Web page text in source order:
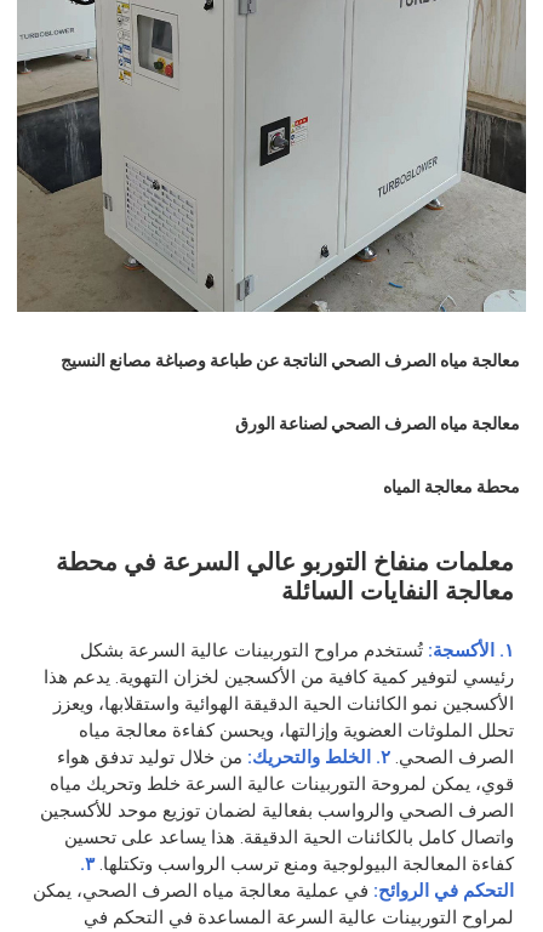
معالجة مياه الصرف الصحي الناتجة عن طباعة وصباغة مصانع النسيج
معالجة مياه الصرف الصحي لصناعة الورق
محطة معالجة المياه
معلمات منفاخ التوربو عالي السرعة في محطة
معالجة النفايات السائلة
١. الأكسجة:
تُستخدم مراوح التوربينات عالية السرعة بشكل
رئيسي لتوفير كمية كافية من الأكسجين لخزان التهوية. يدعم هذا
الأكسجين نمو الكائنات الحية الدقيقة الهوائية واستقلابها، ويعزز
تحلل الملوثات العضوية وإزالتها، ويحسن كفاءة معالجة مياه
الصرف الصحي.٢. الخلط والتحريك:
من خلال توليد تدفق هواء
قوي، يمكن لمروحة التوربينات عالية السرعة خلط وتحريك مياه
الصرف الصحي والرواسب بفعالية لضمان توزيع موحد للأكسجين
واتصال كامل بالكائنات الحية الدقيقة. هذا يساعد على تحسين
كفاءة المعالجة البيولوجية ومنع ترسب الرواسب وتكتلها. ٣.
التحكم في الروائح: في عملية معالجة مياه الصرف الصحي، يمكن
لمراوح التوربينات عالية السرعة المساعدة في التحكم في